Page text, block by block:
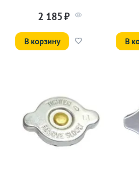
2 185₽
В корзину В